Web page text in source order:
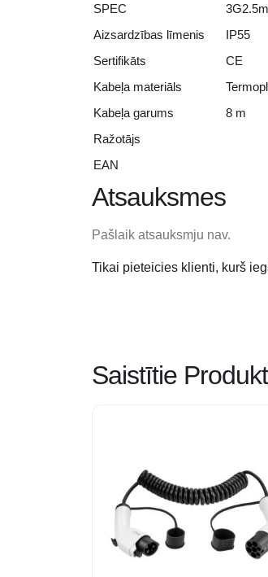
SPEC
Aizsardzības līmenis
IP55
Sertifikāts
CE
Kabeļa materiāls
Kabeļa garums
8 m
Ražotājs
EAN
Atsauksmes
Pašlaik atsauksmju nav.
Tikai pieteicies klienti, kurš
Saistītie